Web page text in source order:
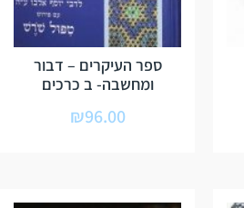
ספר העיקרים – דבור
ומחשבה- ב כרכים
₪96.00